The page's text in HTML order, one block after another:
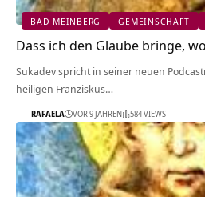
BAD MEINBERG GEMEINSCHAFT
Dass ich den Glaube bringe,
Sukadev spricht in seiner neuen
heiligen Franziskus…
RAFAELA VOR 9 JAHREN 584 VIEWS